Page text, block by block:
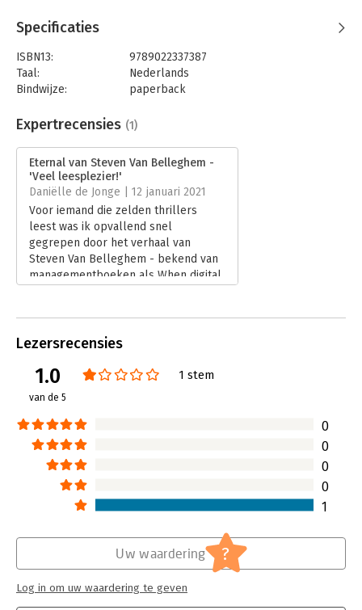
Specificaties
ISBN13:
9789022337387
Taal:
Nederlands
Bindwijze:
paperback
Uitgever:
Manteau
Verschijningsdatum:
5-11-2020
Hoofdrubriek: Internet en social media
Expertrecensies (1)
Eternal van Steven Van Belleghem -
'Veel leesplezier!'
Daniëlle de Jonge | 12 januari 2021
Voor iemand die zelden thrillers
leest was ik opvallend snel
gegrepen door het verhaal van
Steven Van Belleghem - bekend van
managementboeken als When digital
Lezersrecensies
1.0
van de 5
1 stem
0
0
0
0
1
Uw waardering ?
Log in om uw waardering te geven